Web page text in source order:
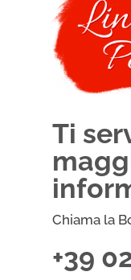
Ti
Chiama la
+39